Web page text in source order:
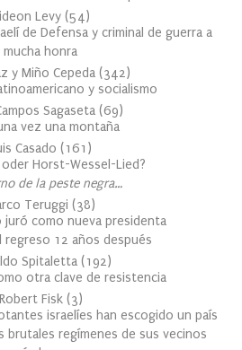
Levy (54)
de Defensa y criminal de guerra a
mucha honra
y Miño Cepeda (342)
y socialismo
Sagaseta (69)
vez una montaña
Casado (161 )
oder Horst-Wessel-Lied?
de la peste negra…
Teruggi (38)
juró como nueva presidenta
regreso 12 años después
Spitaletta (192)
otra clave de resistencia
Robert Fisk (3)
israelíes han escogido un país
brutales regímenes de sus vecinos